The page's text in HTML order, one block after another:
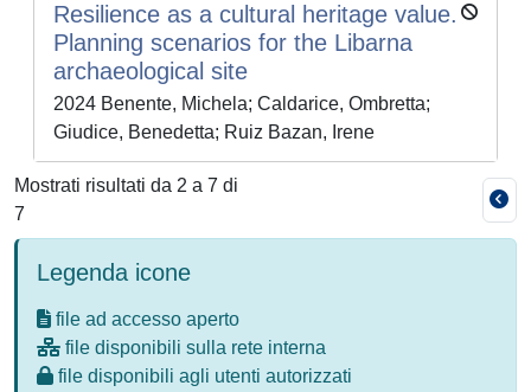
Resilience as a cultural heritage value.
Planning scenarios for the Libarna
archaeological site
2024 Benente, Michela; Caldarice, Ombretta;
Giudice, Benedetta; Ruiz Bazan, Irene
Mostrati risultati da 2 a 7 di
7
Legenda icone
file ad accesso aperto
file disponibili sulla rete interna
file disponibili agli utenti autorizzati